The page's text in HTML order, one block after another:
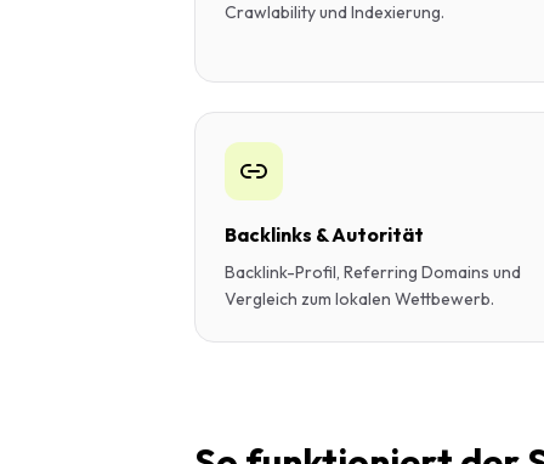
Crawlability und Indexierung.
Backlinks & Autorität
Backlink-Profil, Referring Domains und
Vergleich zum lokalen Wettbewerb.